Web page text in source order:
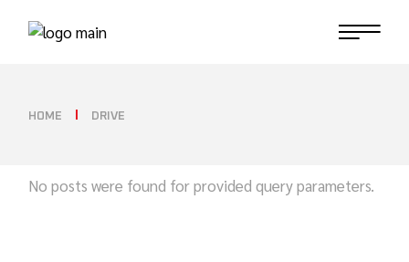
HOME DRIVE
No posts were found for provided query parameters.